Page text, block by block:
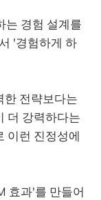
는 경험 설계를
'경험하게 하
한 전략보다는
더 강력하다는
이런 진정성에
효과'를 만들어